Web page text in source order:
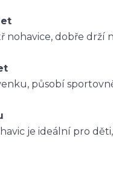
nohavice, dobře drží
působí
je ideální pro